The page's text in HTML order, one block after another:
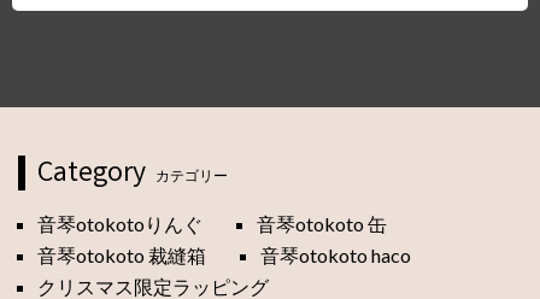
Category カテゴリー
音琴otokotoりんぐ
音琴otokoto 缶
音琴otokoto 裁縫箱
音琴otokoto haco
クリスマス限定ラッピング